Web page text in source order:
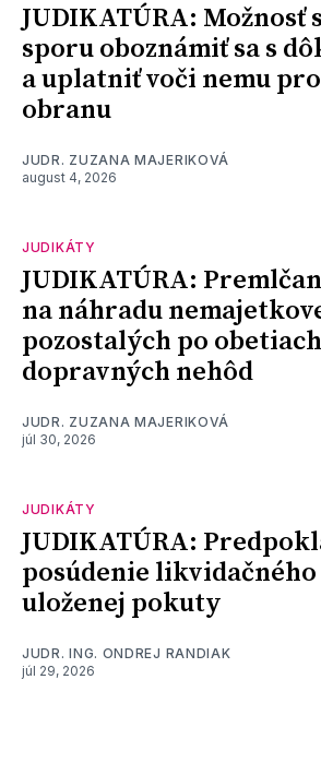
JUDIKATÚRA: Možnosť
sporu oboznámiť sa s
a uplatniť voči nemu
obranu
JUDR. ZUZANA MAJERIKOVÁ
august 4, 2026
JUDIKÁTY
JUDIKATÚRA:
na náhradu
pozostalých po obetiach
dopravných nehôd
JUDR. ZUZANA MAJERIKOVÁ
júl 30, 2026
JUDIKÁTY
JUDIKATÚRA:
posúdenie
uloženej pokuty
JUDR. ING. ONDREJ RANDIAK
júl 29, 2026